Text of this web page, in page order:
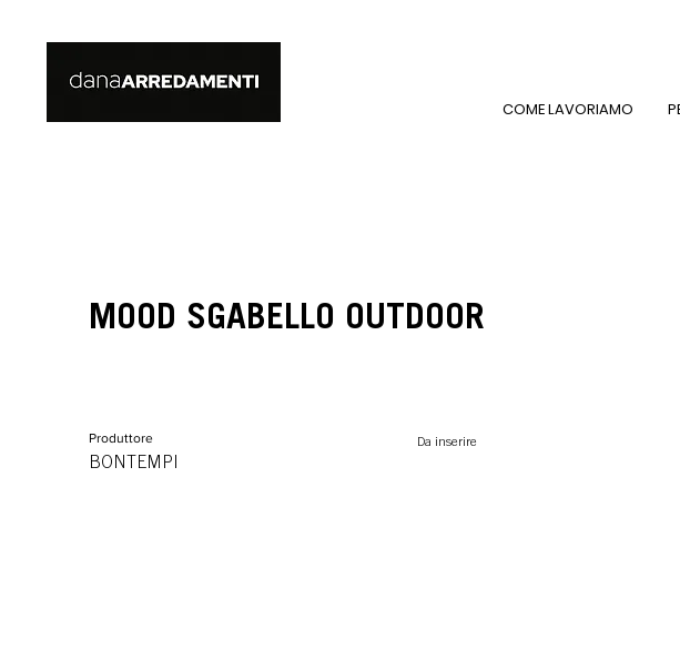
COME LAVORIAMO
MOOD SGABELLO OUTDOOR
Produttore
BONTEMPI
Da inserire